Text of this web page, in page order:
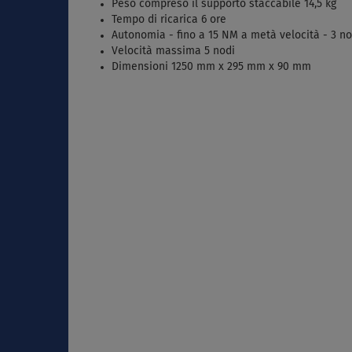
Peso compreso il supporto staccabile 14,5 kg
Tempo di ricarica 6 ore
Autonomia - fino a 15 NM a metà velocità - 3
Velocità massima 5 nodi
Dimensioni 1250 mm x 295 mm x 90 mm